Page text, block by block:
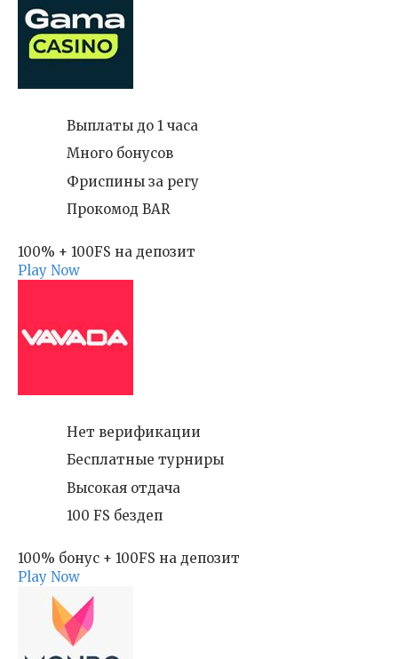
Выплаты до 1 часа
Много бонусов
Фриспины за регу
Прокомод BAR
100% + 100FS на депозит
Play Now
Нет верификации
Бесплатные турниры
Высокая отдача
100 FS бездеп
100% бонус + 100FS на депозит
Play Now